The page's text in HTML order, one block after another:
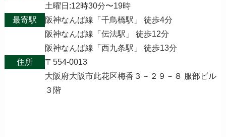
土曜日:12時30分〜19時
最寄駅
阪神なんば線「千鳥橋駅」 徒歩4分
阪神なんば線「伝法駅」 徒歩12分
阪神なんば線「西九条駅」 徒歩13分
住所
〒554-0013
大阪府大阪市此花区梅香３－２９－８ 服部ビル
３階